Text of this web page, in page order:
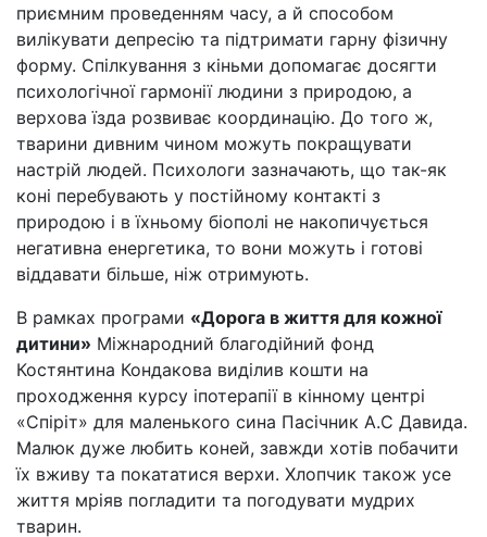
приємним проведенням часу, а й способом
вилікувати депресію та підтримати гарну фізичну
форму. Спілкування з кіньми допомагає досягти
психологічної гармонії людини з природою, а
верхова їзда розвиває координацію. До того ж,
тварини дивним чином можуть покращувати
настрій людей. Психологи зазначають, що так-як
коні перебувають у постійному контакті з
природою і в їхньому біополі не накопичується
негативна енергетика, то вони можуть і готові
віддавати більше, ніж отримують.
В рамках програми «Дорога в життя для кожної
дитини» Міжнародний благодійний фонд
Костянтина Кондакова виділив кошти на
проходження курсу іпотерапії в кінному центрі
«Спіріт» для маленького сина Пасічник А.С Давида.
Малюк дуже любить коней, завжди хотів побачити
їх вживу та покататися верхи. Хлопчик також усе
життя мріяв погладити та погодувати мудрих
тварин.